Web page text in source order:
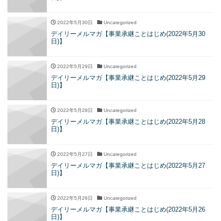
2022年5月30日 Uncategorized
デイリーメルマガ【事業承継ことはじめ(2022年5月30
日)】
2022年5月29日 Uncategorized
デイリーメルマガ【事業承継ことはじめ(2022年5月29
日)】
2022年5月28日 Uncategorized
デイリーメルマガ【事業承継ことはじめ(2022年5月28
日)】
2022年5月27日 Uncategorized
デイリーメルマガ【事業承継ことはじめ(2022年5月27
日)】
2022年5月26日 Uncategorized
デイリーメルマガ【事業承継ことはじめ(2022年5月26
日)】